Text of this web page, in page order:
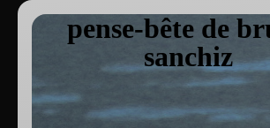
pense-bête de
sanchiz